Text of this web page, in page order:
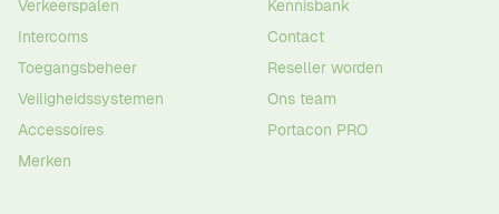
Verkeerspalen
Intercoms
Toegangsbeheer
Veiligheidssystemen
Accessoires
Merken
Kennisbank
Contact
Reseller worden
Ons team
Portacon PRO